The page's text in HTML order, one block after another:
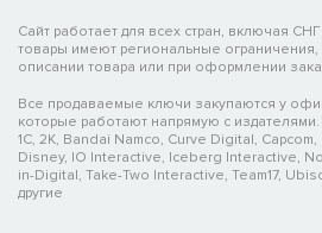
Сайт работает для всех стран, включая
товары имеют региональные
описании товара или при оформлении
Все продаваемые ключи закупаются у
которые работают напрямую с
1C, 2K, Bandai Namco, Curve Digital,
Disney, IO Interactive, Iceberg Interactive,
in-Digital, Take-Two Interactive, Team17,
другие